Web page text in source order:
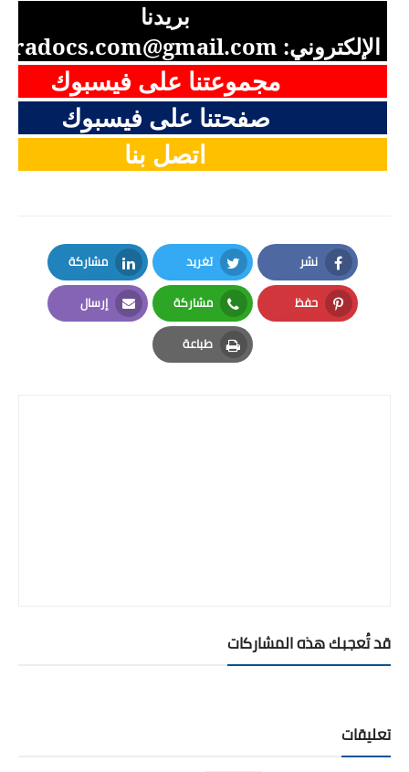
بريدنا
الإلكتروني:
مجموعتنا على فيسبوك
صفحتنا على فيسبوك
اتصل بنا
نشر
Facebook
تغريد
Twitter
مشاركة
LinkedIn
حفظ
Pinterest
مشاركة
Whatsapp
إرسال
Email
طباعة
Print
قد تُعجبك هذه المشاركات
تعليقات